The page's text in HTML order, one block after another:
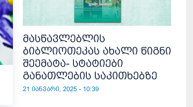
მასწავლებლის
ბიბლიოთეკას ახალი წიგნი
შეემატა- სტატიები
განათლების საკითხებზე
21 იანვარი, 2025 - 10:39